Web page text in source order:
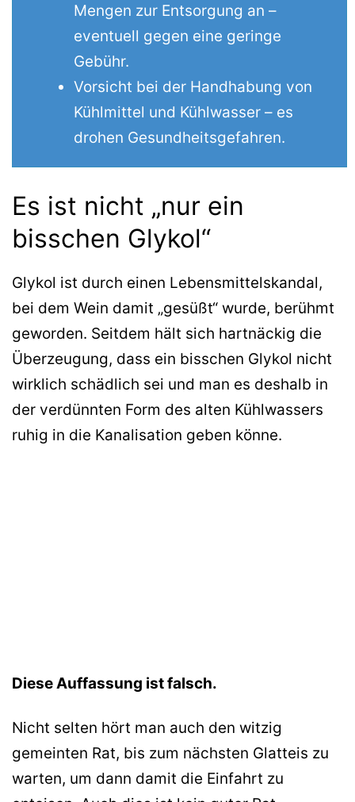
Mengen zur Entsorgung an –
eventuell gegen eine geringe
Gebühr.
Vorsicht bei der Handhabung von
Kühlmittel und Kühlwasser – es
drohen Gesundheitsgefahren.
Es ist nicht „nur ein
bisschen Glykol“
Glykol ist durch einen Lebensmittelskandal,
bei dem Wein damit „gesüßt“ wurde, berühmt
geworden. Seitdem hält sich hartnäckig die
Überzeugung, dass ein bisschen Glykol nicht
wirklich schädlich sei und man es deshalb in
der verdünnten Form des alten Kühlwassers
ruhig in die Kanalisation geben könne.
Diese Auffassung ist falsch.
Nicht selten hört man auch den witzig
gemeinten Rat, bis zum nächsten Glatteis zu
warten, um dann damit die Einfahrt zu